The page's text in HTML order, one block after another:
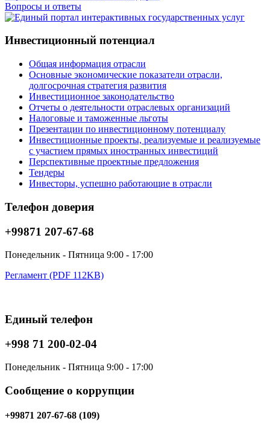
Вопросы и ответы
Инвестиционный потенциал
Общая информация отрасли
Основные экономические показатели отрасли,
долгосрочная стратегия развития
Инвестиционное законодательство
Отчеты о деятельности отраслевых организаций
Налоговые и таможенные льготы
Презентации по инвестиционному потенциалу
Инвестиционные проекты, реализуемые и реализуемые
с участием прямых иностранных инвестиций
Перспективные проектные предложения
Тендеры
Инвесторы, успешно работающие в отрасли
Телефон доверия
+99871 207-67-68
Понедельник - Пятница 9:00 - 17:00
Регламент (PDF 112KB)
Единый телефон
+998 71 200-02-04
Понедельник - Пятница 9:00 - 17:00
Сообщение о коррупции
+99871 207-67-68 (109)